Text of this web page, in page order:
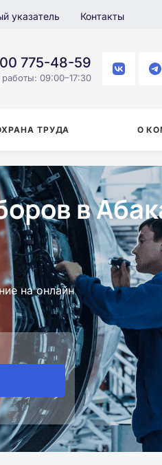
указатель Контакты
775-48-59
09:00–17:30
ТРУДА О
в
на онлайн